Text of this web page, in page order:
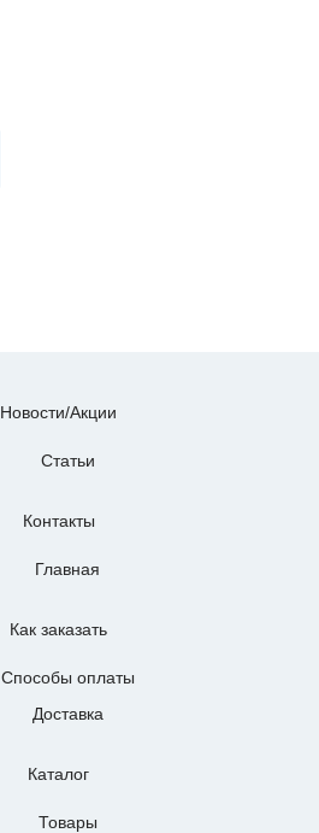
Новости/Акции
Статьи
Контакты
Главная
Как заказать
Способы оплаты
Доставка
Каталог
Товары